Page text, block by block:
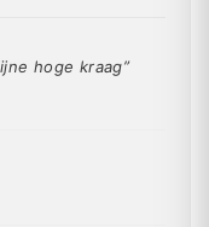
hoge kraag”